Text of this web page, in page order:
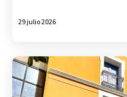
29 julio 2026